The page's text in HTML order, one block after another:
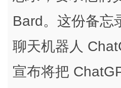
Bard。这份备忘
聊天机器人
宣布将把